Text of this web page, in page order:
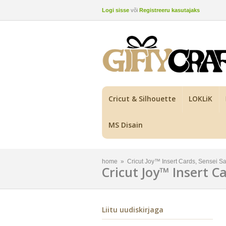
Logi sisse või Registreeru kasutajaks
Cricut & Silhouette LOKLiK
MS Disain
home » Cricut Joy™ Insert Cards, Sensei
Cricut Joy™ Insert
Liitu uudiskirjaga